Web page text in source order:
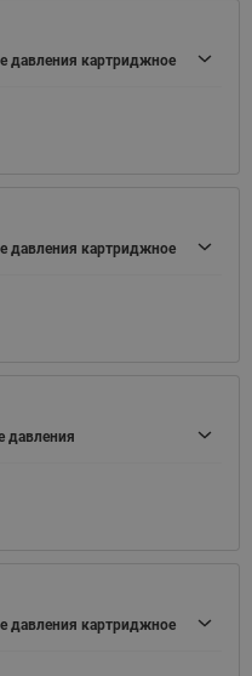
давления картриджное
давления картриджное
давления
давления картриджное